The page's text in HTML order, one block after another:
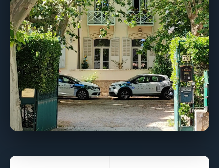
13 ? ACR Provence orchestre la remise en état
intégrale de votre logement. De la mise en
sécurité d'urgence à l'élaboration du devis pour
l'expert, nous gérons tous les corps d'état.
DEMANDER UN DEVIS ASSURANCE
04 65 01 12 04